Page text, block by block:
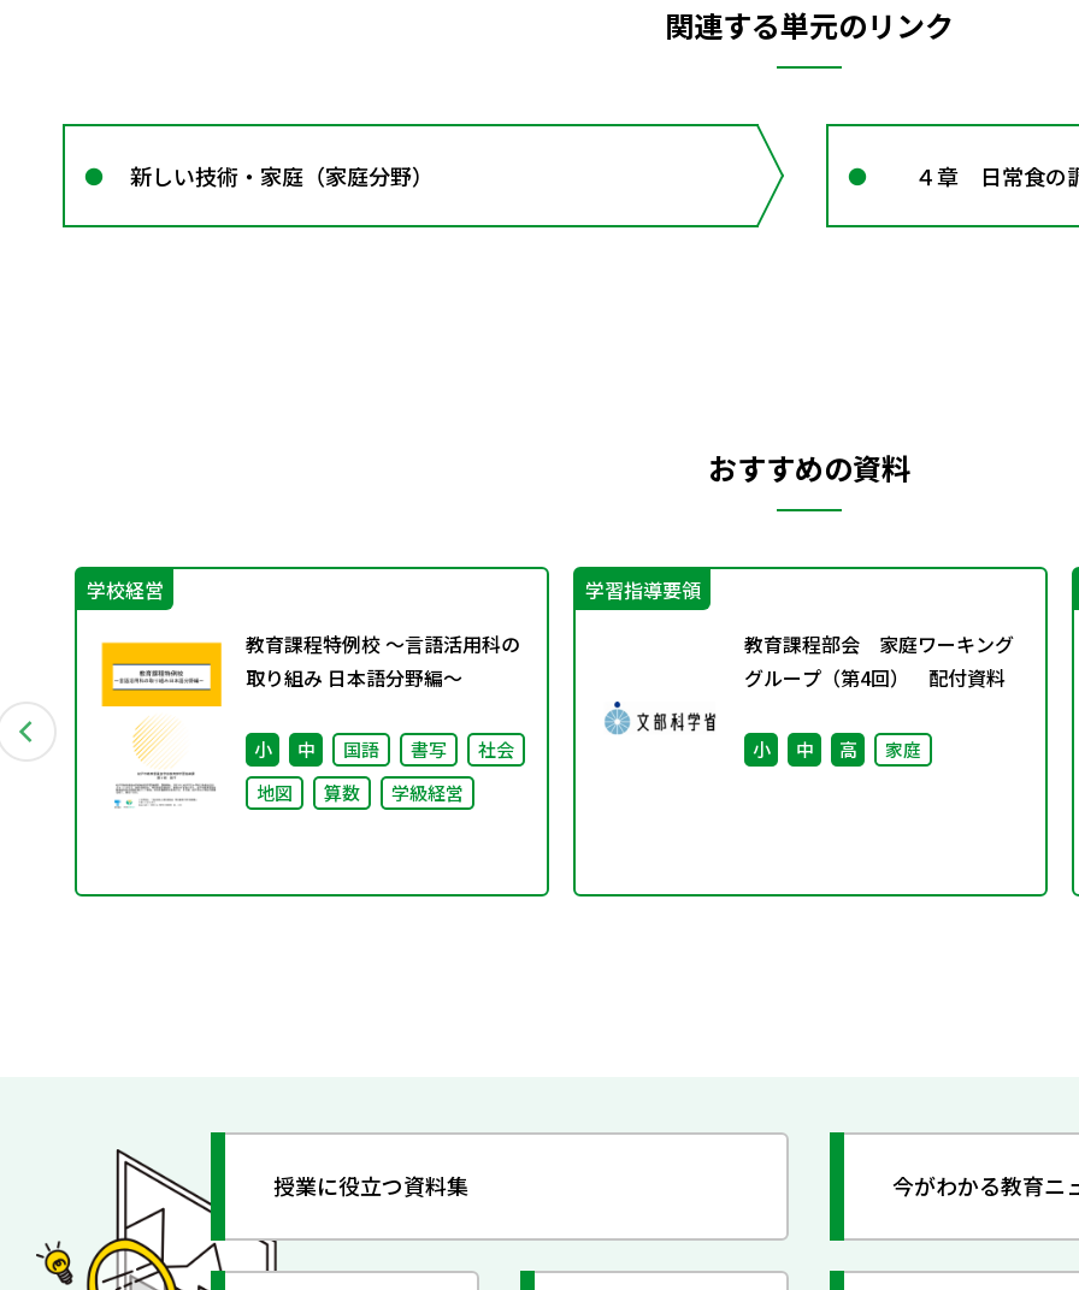
関連する単元のリンク
新しい技術・家庭（家庭分野） ４章 日常食の
おすすめの資料
学校経営
教育課程特例校 ～言語活用科の
取り組み 日本語分野編～
小 中 国語 書写
社会
地図
算数 学級経営
学習指導要領
教育課程部会 家庭ワーキング
グループ（第4回） 配付資料
小 中 高 家庭
授業に役立つ資料集 今がわかる教育ニ